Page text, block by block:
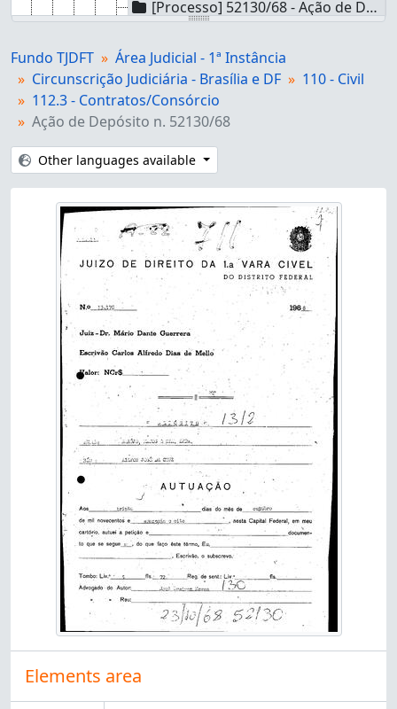
[Processo] 52130/68 - Ação de Depósito n. 52130/68
[Processo] 14082/64 - Ação de Sustação de Protesto n. 14082/64
[Processo] 41509/67 - Ação de Notificação n. 41509/67
[Processo] 14084/64 - Ação de Cobrança n. 14084/64
[Processo] 53304/68 - Ação de Busca e Apreensão n. 53304/68
[Subseries] 112.42 - 112.42 - Contratos/Relação de consumo/Prestação de serviços
[Subseries] 112.5 - 112.5 - Contratos/Corretagem
[Subseries] 112.61 - 112.61 - Contratos/Instituições de Ensino/Acesso à Educação
[Subseries] 112.7 - 112.7 - Contratos/Fiança
[Subseries] 112.81 - 112.81 - Contratos/Contratos imobiliários/Sistema Financeiro de Habitação
[Subseries] 112.82 - 112.82 - Contratos/Contratos Imobiliários/Incorporação imobiliária
[Subseries] 112.89 - 112.89 - Contratos/Contratos Imobiliários/Outros contratos imobiliários
[Subseries] 112.92 - 112.92 - Contratos/Outros assuntos referentes a contratos/Previdência privada
[Subseries] 112.93 - 112.93 - Contratos/Outros assuntos referentes a contratos/Contratos de seguro
[Subseries] 112.94 - 112.94 - Contratos/Outros assuntos referentes a contratos/Comodato
[Subseries] 112.99 - 112.99 - Contratos/Outros assuntos referentes a contratos/Outros contratos
[Subseries] 113 - 113 - Locação
[Subseries] 114 - 114 - Posse
[Subseries] 115.1 - 115.1 - Propriedade/Propriedade
[Subseries] 115.2 - 115.2 - Propriedade/Condomínio
[Subseries] 115.3 - 115.3 - Propriedade/Direito autoral
[Subseries] 115.4 - 115.4 - Propriedade/Propriedade industrial
[Subseries] 115.5 - 115.5 - Propriedade/Usucapião
[Subseries] 116.1 - 116.1 - Associações/Associações de classe
[Subseries] 116.2 - 116.2 - Associações/Associações recreativas, esportivas
[Subseries] 116.3 - 116.3 - Associações/Cooperativas
[Subseries] 116.9 - 116.9 - Associações/Outros assuntos referentes a associações
[Subseries] 117.1 - 117.1 - Sociedades comerciais/Sociedades anônimas
[Subseries] 117.9 - 117.9 - Sociedades comerciais/Outros assuntos referentes a sociedades comerciais
Fundo TJDFT
Área Judicial - 1ª Instância
Circunscrição Judiciária - Brasília e DF
110 - Civil
112.3 - Contratos/Consórcio
Ação de Depósito n. 52130/68
Other languages available
Elements area